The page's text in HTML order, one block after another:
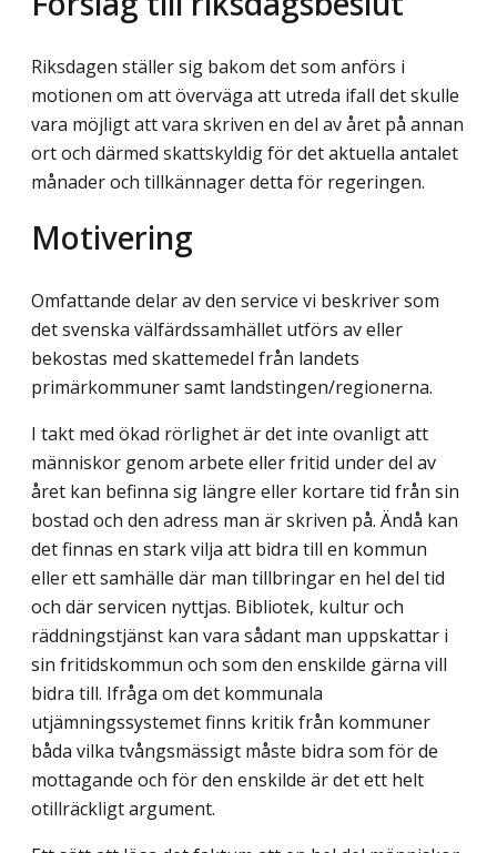
Riksdagen ställer sig bakom det som anförs i
motionen om att överväga att utreda ifall det skulle
vara möjligt att vara skriven en del av året på annan
ort och därmed skattskyldig för det aktuella antalet
månader och tillkännager detta för regeringen.
Motivering
Omfattande delar av den service vi beskriver som
det svenska välfärdssamhället utförs av eller
bekostas med skattemedel från landets
primärkommuner samt landstingen/regionerna.
I takt med ökad rörlighet är det inte ovanligt att
människor genom arbete eller fritid under del av
året kan befinna sig längre eller kortare tid från sin
bostad och den adress man är skriven på. Ändå kan
det finnas en stark vilja att bidra till en kommun
eller ett samhälle där man tillbringar en hel del tid
och där servicen nyttjas. Bibliotek, kultur och
räddningstjänst kan vara sådant man uppskattar i
sin fritidskommun och som den enskilde gärna vill
bidra till. Ifråga om det kommunala
utjämningssystemet finns kritik från kommuner
båda vilka tvångsmässigt måste bidra som för de
mottagande och för den enskilde är det ett helt
otillräckligt argument.